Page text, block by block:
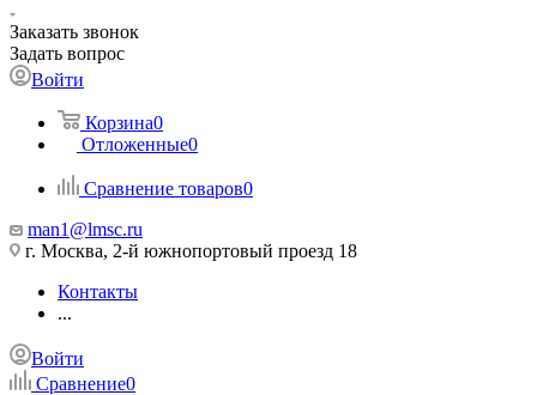
Заказать звонок
Задать вопрос
Войти
Корзина0
Отложенные0
Сравнение товаров0
man1@lmsc.ru
г. Москва, 2-й южнопортовый проезд 18
Контакты
...
Войти
Сравнение0